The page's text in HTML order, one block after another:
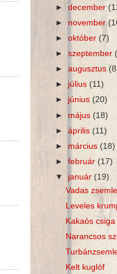
►december
► november
►október (7)
►szeptember
►augusztus
► július(11)
► június(20)
► május (18)
►április (11)
► március(18)
►február(17)
▼ január (19)
Vadas
Leveles
Kakaós
Narancsos
Kelt kuglóf